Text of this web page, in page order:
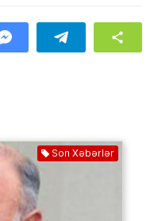
Son Xəbərlər